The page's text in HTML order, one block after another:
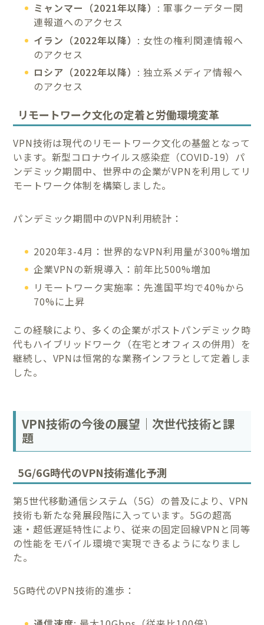
ミャンマー（2021年以降） : 軍事クーデター関
連報道へのアクセス
イラン（2022年以降） : 女性の権利関連情報へ
のアクセス
ロシア（2022年以降） : 独立系メディア情報へ
のアクセス
リモートワーク文化の定着と労働環境変革
VPN技術は現代のリモートワーク文化の基盤となって
います。新型コロナウイルス感染症（COVID-19）パ
ンデミック期間中、世界中の企業がVPNを利用してリ
モートワーク体制を構築しました。
パンデミック期間中のVPN利用統計：
2020年3-4月：世界的なVPN利用量が300%増加
企業VPNの新規導入：前年比500%増加
リモートワーク実施率：先進国平均で40%から
70%に上昇
この経験により、多くの企業がポストパンデミック時
代もハイブリッドワーク（在宅とオフィスの併用）を
継続し、VPNは恒常的な業務インフラとして定着しま
した。
VPN技術の今後の展望｜次世代技術と課
題
5G/6G時代のVPN技術進化予測
第5世代移動通信システム（5G）の普及により、VPN
技術も新たな発展段階に入っています。5Gの超高
速・超低遅延特性により、従来の固定回線VPNと同等
の性能をモバイル環境で実現できるようになりまし
た。
5G時代のVPN技術的進歩：